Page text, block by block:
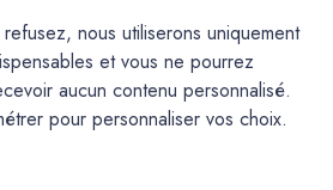
nous utiliserons uniquement
et vous ne pourrez
aucun contenu personnalisé.
pour personnaliser vos choix.